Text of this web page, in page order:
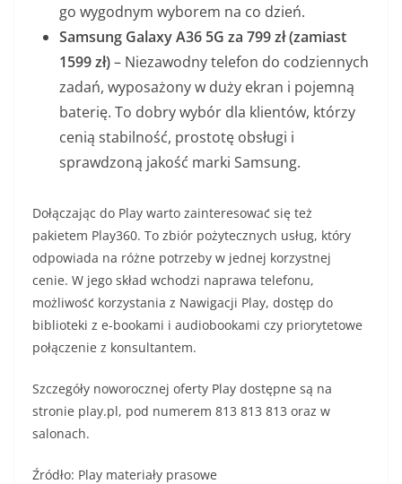
go wygodnym wyborem na co dzień.
Samsung Galaxy A36 5G za 799 zł (zamiast
1599 zł)– Niezawodny telefon do codziennych
zadań, wyposażony w duży ekran i pojemną
baterię. To dobry wybór dla klientów, którzy
cenią stabilność, prostotę obsługi i
sprawdzoną jakość marki Samsung.
Dołączając do Play warto zainteresować się też
pakietem Play360. To zbiór pożytecznych usług, który
odpowiada na różne potrzeby w jednej korzystnej
cenie. W jego skład wchodzi naprawa telefonu,
możliwość korzystania z Nawigacji Play, dostęp do
biblioteki z e-bookami i audiobookami czy priorytetowe
połączenie z konsultantem.
Szczegóły noworocznej oferty Play dostępne są na
stronie play.pl, pod numerem 813 813 813 oraz w
salonach.
Źródło: Play materiały prasowe